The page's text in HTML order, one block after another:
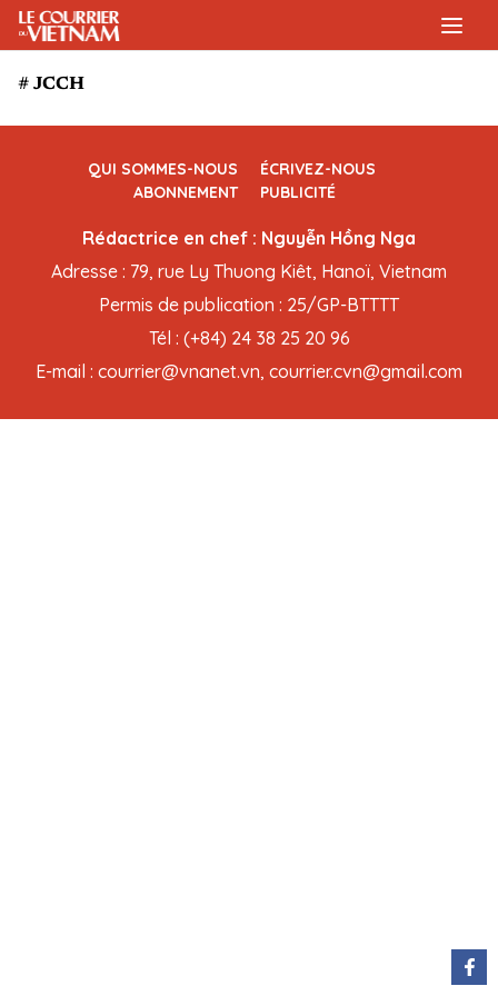
# JCCH
QUI SOMMES-NOUS
ÉCRIVEZ-NOUS
ABONNEMENT
PUBLICITÉ
Rédactrice en chef : Nguyễn Hồng Nga
Adresse : 79, rue Ly Thuong Kiêt, Hanoï, Vietnam
Permis de publication : 25/GP-BTTTT
Tél : (+84) 24 38 25 20 96
E-mail : courrier@vnanet.vn, courrier.cvn@gmail.com